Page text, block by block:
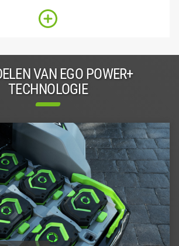
VAN EGO POWER+
TECHNOLOGIE